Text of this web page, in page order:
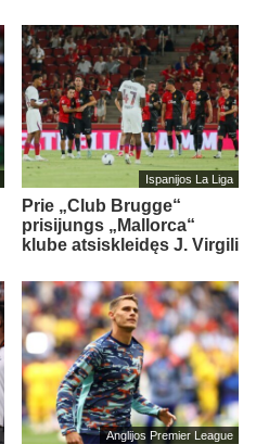
Ispanijos La Liga
Prie „Club Brugge“
prisijungs „Mallorca“
klube atsiskleidęs J. Virgili
Anglijos Premier League